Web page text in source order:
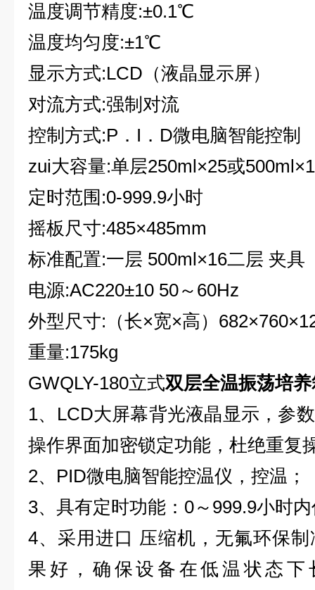
温度调节精度:±0.1℃
温度均匀度:±1℃
显示方式:LCD（液晶显示屏）
对流方式:强制对流
控制方式:P．I．D微电脑智能控制
zui大容量:单层250ml×25或
定时范围:0-999.9小时
摇板尺寸:485×485mm
标准配置:一层 500ml×16二层 夹具
电源:AC220±10 50～60Hz
外型尺寸:（长×宽×高）
重量:175kg
GWQLY-180立式双层全温振荡培
1、 LCD大屏幕背光液晶显示，参
操作界面加密锁定功能，杜绝重复
2、 PID微电脑智能控温仪，控温；
3、 具有定时功能：0～999.9小时
4、 采用进口 压缩机，无氟环保
果好，确保设备在低温状态下